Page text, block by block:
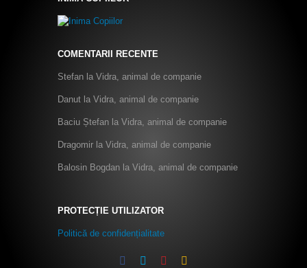
COMENTARII RECENTE
Stefan la Vidra, animal de companie
Danut la Vidra, animal de companie
Baciu Ștefan la Vidra, animal de companie
Dragomir la Vidra, animal de companie
Balosin Bogdan la Vidra, animal de companie
PROTECȚIE UTILIZATOR
Politică de confidențialitate